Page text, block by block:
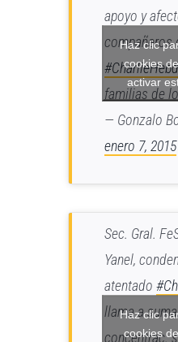
apoyo y
compañeros
familias de
— Gonzalo
enero 7, 2015
Haz clic
cookies
activar
Sec. Gral.
Yanel,
atentado
llama a
concentrac.
Haz clic
cookies